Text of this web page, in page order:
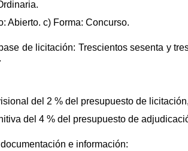
Abierto. c) Forma: Concurso.
de licitación: Trescientos sesenta y
del 2 % del presupuesto de
del 4 % del presupuesto de
e información: